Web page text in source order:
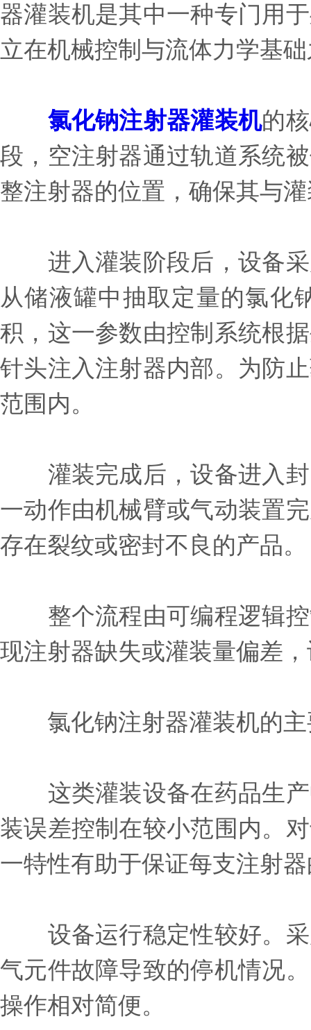
器灌装机是其中一种专门用
立在机械控制与流体力学基
氯化钠注射器灌装机的
段，空注射器通过轨道系统
整注射器的位置，确保其与
进入灌装阶段后，设备采
从储液罐中抽取定量的氯化
积，这一参数由控制系统根
针头注入注射器内部。为防
范围内。
灌装完成后，设备进入封
一动作由机械臂或气动装置
存在裂纹或密封不良的产品。
整个流程由可编程逻辑控
现注射器缺失或灌装量偏差
氯化钠注射器灌装机的主
这类灌装设备在药品生产
装误差控制在较小范围内。
一特性有助于保证每支注射
设备运行稳定性较好。采
气元件故障导致的停机情况
操作相对简便。